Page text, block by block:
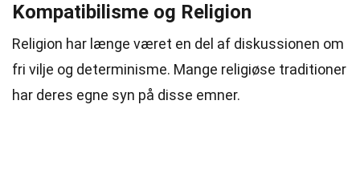
Kompatibilisme og Religion
Religion har længe været en del af diskussionen om
fri vilje og determinisme. Mange religiøse traditioner
har deres egne syn på disse emner.